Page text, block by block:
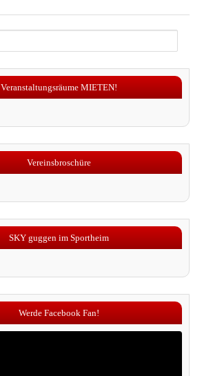
Veranstaltungsräume MIETEN!
Vereinsbroschüre
SKY guggen im Sportheim
Werde Facebook Fan!